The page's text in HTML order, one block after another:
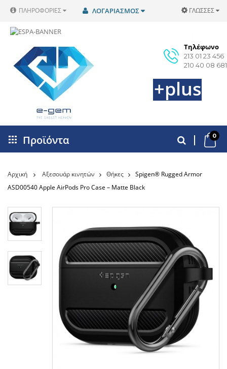
ΠΛΗΡΟΦΟΡΊΕΣ ΓΛΏΣΣΕΣ
ΛΟΓΑΡΙΑΣΜΌΣ
Τηλέφωνο
213 01 23 456
210 40 08 681
+plus
Προϊόντα 0
Αρχική Αξεσουάρ κινητών Θήκες
Spigen® Rugged Armor
ASD00540 Apple AirPods Pro Case – Matte Black